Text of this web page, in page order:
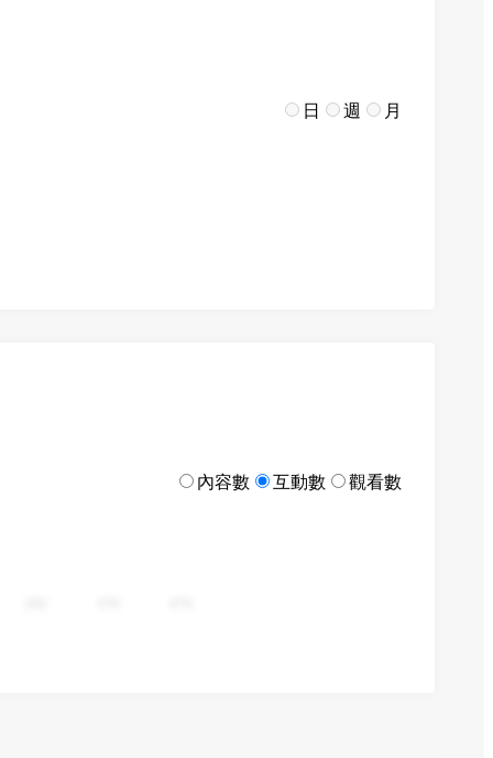
日 週 月
內容數 互動數 觀看數